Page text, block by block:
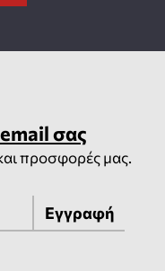
σας
προσφορές μας.
Εγγραφή